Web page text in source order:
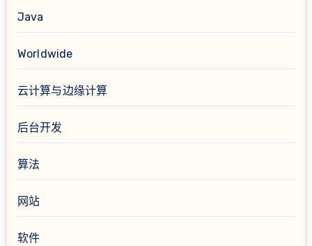
Java
Worldwide
云计算与边缘计算
后台开发
算法
网站
软件